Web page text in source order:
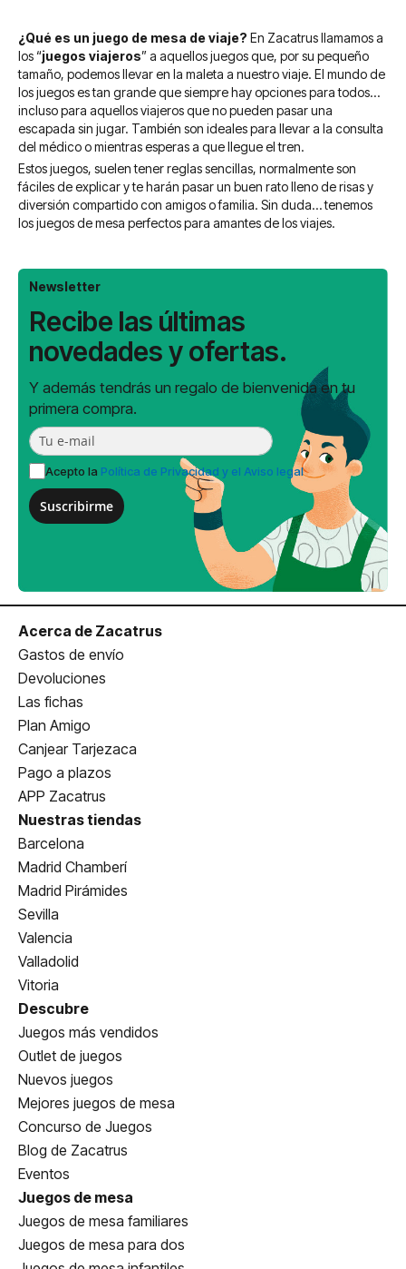
¿Qué es un juego de mesa de viaje? En Zacatrus llamamos a
los “juegos viajeros” a aquellos juegos que, por su pequeño
tamaño, podemos llevar en la maleta a nuestro viaje. El mundo de
los juegos es tan grande que siempre hay opciones para todos…
incluso para aquellos viajeros que no pueden pasar una
escapada sin jugar. También son ideales para llevar a la consulta
del médico o mientras esperas a que llegue el tren.
Estos juegos, suelen tener reglas sencillas, normalmente son
fáciles de explicar y te harán pasar un buen rato lleno de risas y
diversión compartido con amigos o familia. Sin duda… tenemos
los juegos de mesa perfectos para amantes de los viajes.
Newsletter
Recibe las últimas
novedades y ofertas.
Y además tendrás un regalo de bienvenida en tu
primera compra.
Acepto la Política de Privacidad y el Aviso legal
Suscribirme
Acerca de Zacatrus
Gastos de envío
Devoluciones
Las fichas
Plan Amigo
Canjear Tarjezaca
Pago a plazos
APP Zacatrus
Nuestras tiendas
Barcelona
Madrid Chamberí
Madrid Pirámides
Sevilla
Valencia
Valladolid
Vitoria
Descubre
Juegos más vendidos
Outlet de juegos
Nuevos juegos
Mejores juegos de mesa
Concurso de Juegos
Blog de Zacatrus
Eventos
Juegos de mesa
Juegos de mesa familiares
Juegos de mesa para dos